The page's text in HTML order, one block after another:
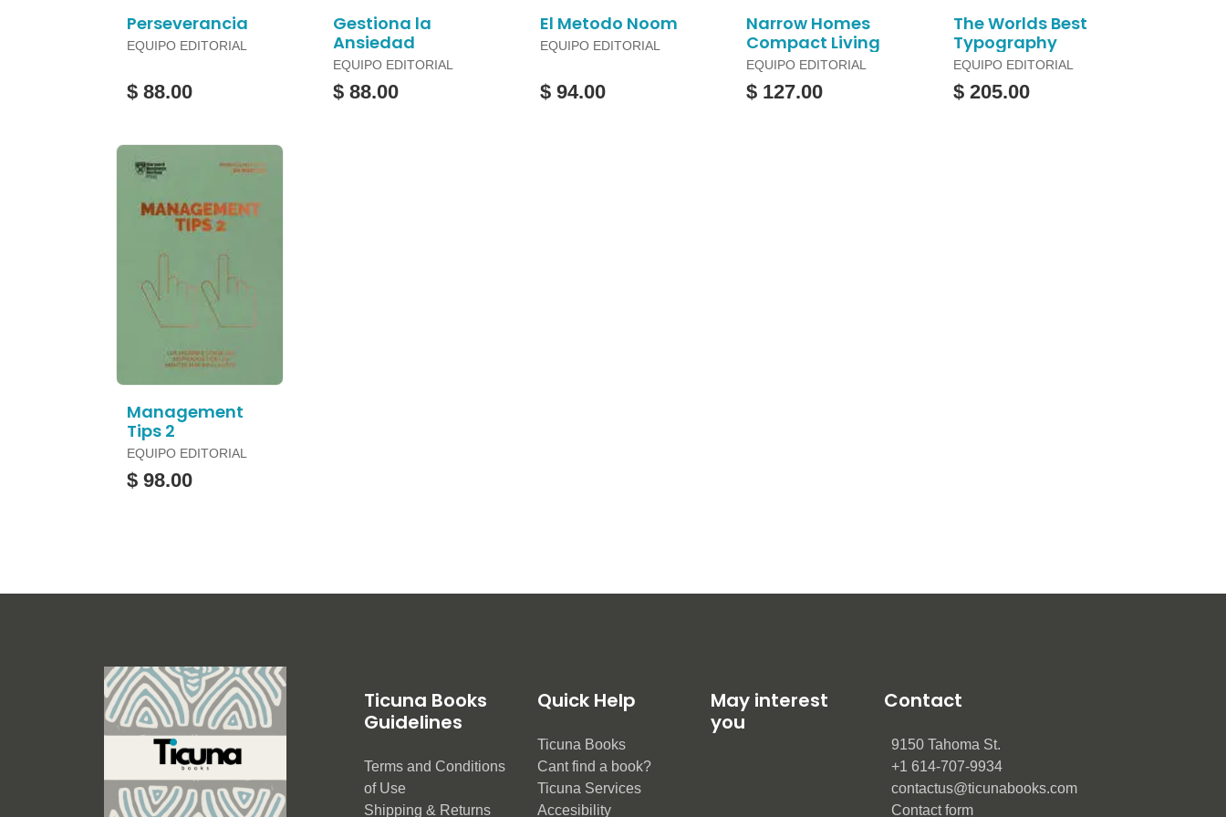
Perseverancia
EQUIPO EDITORIAL
$ 88.00
Gestiona la
Ansiedad
EQUIPO EDITORIAL
$ 88.00
El Metodo Noom
EQUIPO EDITORIAL
$ 94.00
Narrow Homes
Compact Living
EQUIPO EDITORIAL
$ 127.00
The Worlds Best
Typography
EQUIPO EDITORIAL
$ 205.00
Management
Tips 2
EQUIPO EDITORIAL
$ 98.00
Ticuna Books
Guidelines
Terms and Conditions
of Use
Shipping & Returns
Quick Help
Ticuna Books
Cant find a book?
Ticuna Services
Accesibility
May interest
you
Contact
9150 Tahoma St.
+1 614-707-9934
contactus@ticunabooks.com
Contact form